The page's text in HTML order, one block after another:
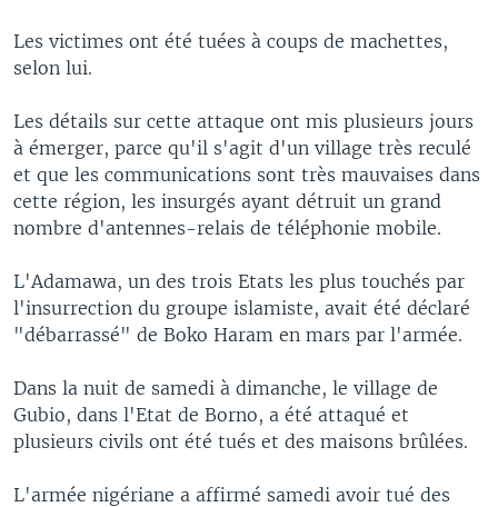
Les victimes ont été tuées à coups de machettes,
selon lui.
Les détails sur cette attaque ont mis plusieurs jours
à émerger, parce qu'il s'agit d'un village très reculé
et que les communications sont très mauvaises dans
cette région, les insurgés ayant détruit un grand
nombre d'antennes-relais de téléphonie mobile.
L'Adamawa, un des trois Etats les plus touchés par
l'insurrection du groupe islamiste, avait été déclaré
"débarrassé" de Boko Haram en mars par l'armée.
Dans la nuit de samedi à dimanche, le village de
Gubio, dans l'Etat de Borno, a été attaqué et
plusieurs civils ont été tués et des maisons brûlées.
L'armée nigériane a affirmé samedi avoir tué des